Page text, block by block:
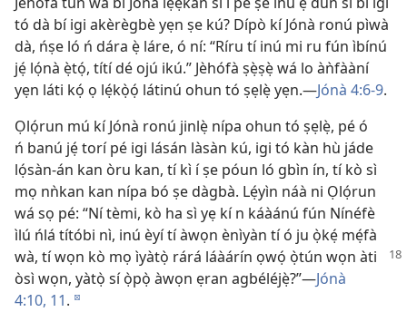
tó dà bí igi akèrègbè yẹn ṣe kú? Dípò kí Jónà ronú pìwà
dà, ńṣe ló ń dára ẹ̀ láre, ó ní: “Ríru tí inú mi ru fún ìbínú
jẹ́ lọ́nà ẹ̀tọ́, títí dé ojú ikú.” Jèhófà ṣẹ̀ṣẹ̀ wá lo àǹfààní
yẹn láti kọ́ ọ lẹ́kọ̀ọ́ látinú ohun tó ṣẹlẹ̀ yẹn.—Jónà 4:6-9.
Ọlọ́run mú kí Jónà ronú jinlẹ̀ nípa ohun tó ṣẹlẹ̀, pé ó
ń banú jẹ́ torí pé igi lásán làsàn kú, igi tó kàn hù jáde
lọ́sàn-án kan òru kan, tí kì í ṣe póun ló gbìn ín, tí kò sì
mọ nǹkan kan nípa bó ṣe dàgbà. Lẹ́yìn náà ni Ọlọ́run
wá sọ pé: “Ní tèmi, kò ha sì yẹ kí n káàánú fún Nínéfè
ìlú ńlá títóbi nì, inú èyí tí àwọn ènìyàn tí ó ju ọ̀kẹ́ mẹ́fà
wà, tí wọn kò mọ ìyàtọ̀ rárá láàárín ọwọ́ ọ̀tún wọn àti
òsì wọn, yàtọ̀ sí ọ̀pọ̀ àwọn ẹran agbéléjẹ̀?”—Jónà
4:10, 11. d